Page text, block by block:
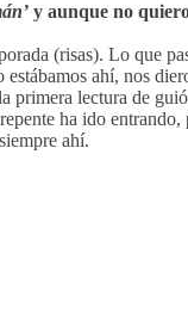
y aunque no
(risas). Lo que
ahí, nos
lectura de
ha ido
ahí.